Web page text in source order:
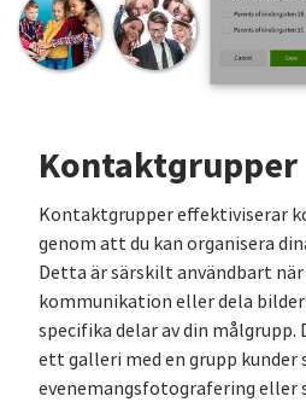
Kontaktgrupper
Kontaktgrupper effektiviserar
genom att du kan organisera
Detta är särskilt användbart
kommunikation eller dela
specifika delar av din målgrupp.
ett galleri med en grupp kunder
evenemangsfotografering eller